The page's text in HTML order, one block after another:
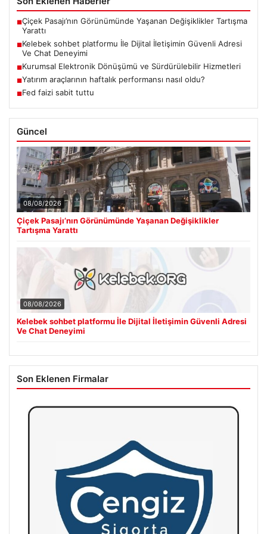
■Çiçek Pasajı’nın Görünümünde Yaşanan Değişiklikler Tartışma
Yarattı
■Kelebek sohbet platformu İle Dijital İletişimin Güvenli Adresi
Ve Chat Deneyimi
■Kurumsal Elektronik Dönüşümü ve Sürdürülebilir Hizmetleri
■Yatırım araçlarının haftalık performansı nasıl oldu?
■Fed faizi sabit tuttu
Güncel
08/08/2026
Çiçek Pasajı’nın Görünümünde Yaşanan Değişiklikler
Tartışma Yarattı
08/08/2026
Kelebek sohbet platformu İle Dijital İletişimin Güvenli Adresi
Ve Chat Deneyimi
Son Eklenen Firmalar